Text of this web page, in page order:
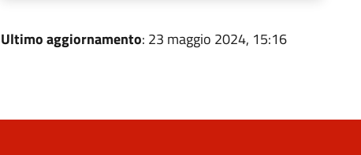
Ultimo aggiornamento: 23 maggio 2024, 15:16